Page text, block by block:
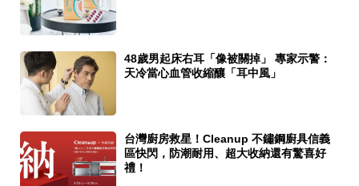
48歲男起床右耳「像被關掉」 專家示警：
天冷當心血管收縮釀「耳中風」
台灣廚房救星！Cleanup 不鏽鋼廚具信義
區快閃，防潮耐用、超大收納還有驚喜好
禮！